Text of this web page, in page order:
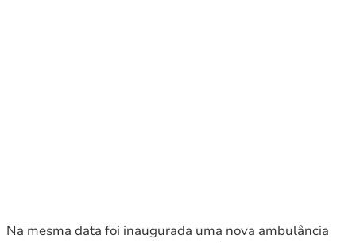
Na mesma data foi inaugurada uma nova ambulância